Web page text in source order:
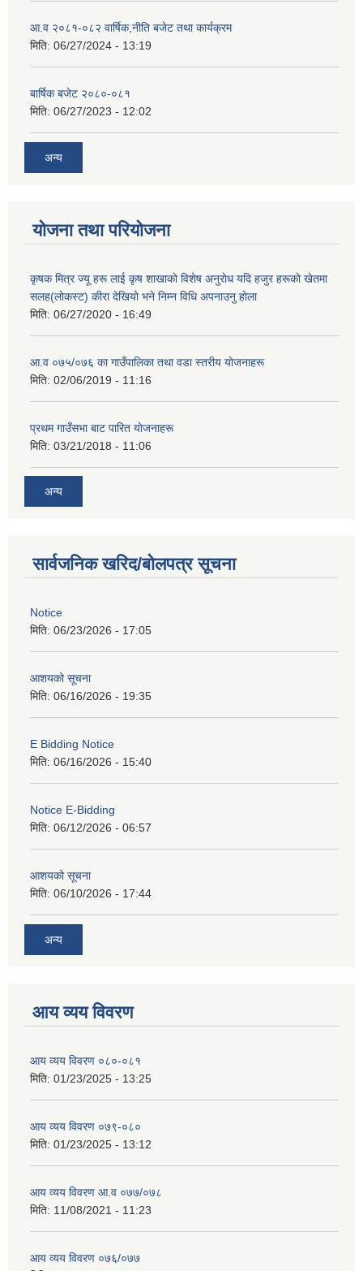
आ.व २०८१-०८२ वार्षिक,नीति बजेट तथा कार्यक्रम
मिति: 06/27/2024 - 13:19
बार्षिक बजेट २०८०-०८१
मिति: 06/27/2023 - 12:02
अन्य
योजना तथा परियोजना
कृषक मित्र ज्यू हरू लाई कृष शाखाकाे विशेष अनुराेध यदि हजुर हरूकाे खेतमा
सलह(लाेकस्ट) कीरा देखियाे भने निम्न विधि अपनाउनु हाेला
मिति: 06/27/2020 - 16:49
आ‍.व ०७५/०७६ का गाउँपालिका तथा वडा स्तरीय याेजनाहरू
मिति: 02/06/2019 - 11:16
प्रथम गाउँसभा बाट पारित याेजनाहरू
मिति: 03/21/2018 - 11:06
अन्य
सार्वजनिक खरिद/बोलपत्र सूचना
Notice
मिति: 06/23/2026 - 17:05
आशयको सूचना
मिति: 06/16/2026 - 19:35
E Bidding Notice
मिति: 06/16/2026 - 15:40
Notice E-Bidding
मिति: 06/12/2026 - 06:57
आशयको सूचना
मिति: 06/10/2026 - 17:44
अन्य
आय व्यय विवरण
आय व्यय विवरण ०८०-०८१
मिति: 01/23/2025 - 13:25
आय व्यय विवरण ०७९-०८०
मिति: 01/23/2025 - 13:12
आय व्यय विवरण आ.व ०७७/०७८
मिति: 11/08/2021 - 11:23
आय व्यय विवरण ०७६/०७७